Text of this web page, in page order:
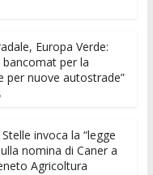
Europa Verde:
bancomat per la
per nuove autostrade”
invoca la “legge
nomina di Caner a
Agricoltura